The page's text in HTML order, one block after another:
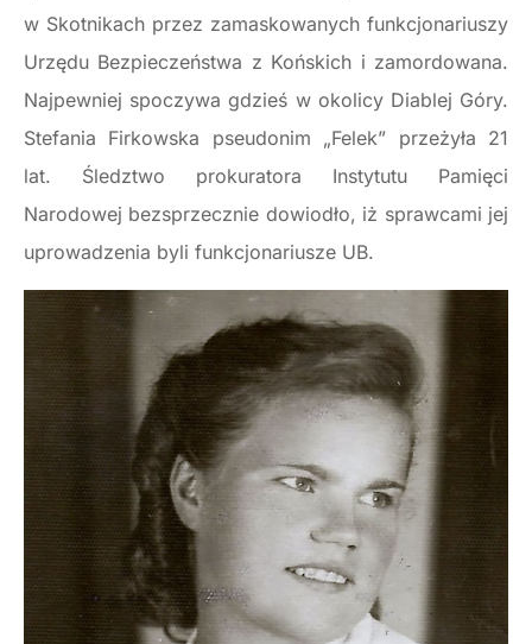
w Skotnikach przez zamaskowanych funkcjonariuszy
Urzędu Bezpieczeństwa z Końskich i zamordowana.
Najpewniej spoczywa gdzieś w okolicy Diablej Góry.
Stefania Firkowska pseudonim „Felek” przeżyła 21
lat. Śledztwo prokuratora Instytutu Pamięci
Narodowej bezsprzecznie dowiodło, iż sprawcami jej
uprowadzenia byli funkcjonariusze UB.